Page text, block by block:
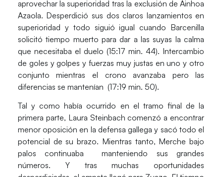
aprovechar la superioridad tras la exclusión deAinhoa
Azaola. Desperdició sus dos claros lanzamientos en
superioridad y todo siguió igual cuando Barcenilla
solicitó tiempo muerto para dar a las suyas la calma
que necesitaba el duelo (15:17 min. 44). Intercambio
de goles y golpes y fuerzas muy justas en uno y otro
conjunto mientras el crono avanzaba pero las
diferencias se mantenían (17:19 min. 50).
Tal y como había ocurrido en el tramo final de la
primera parte, Laura Steinbachcomenzó a encontrar
menor oposición en la defensa gallega y sacó todo el
potencial de su brazo. Mientras tanto, Merche bajo
palos continuaba manteniendo sus grandes
números. Y tras muchas oportunidades